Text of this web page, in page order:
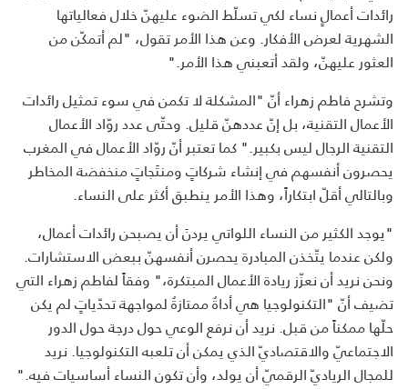
رائدات أعمالٍ نساء لكي تسلّط الضوء عليهنّ خلال فعالياتها
الشهرية لعرض الأفكار. وعن هذا الأمر تقول، "لم أتمكّن من
العثور عليهنّ، ولقد أتعبني هذا الأمر."
وتشرح فاطم زهراء أنّ "المشكلة لا تكمن في سوء تمثيل رائدات
الأعمال التقنية، بل إنّ عددهنّ قليل. وحتّى عدد روّاد الأعمال
التقنية الرجال ليس بكبير." كما تعتبر أنّ روّاد الأعمال في المغرب
يحصرون أنفسهم في إنشاء شركاتٍ ومنتَجاتٍ منخفضة المخاطر
وبالتالي أقلّ ابتكاراً، وهذا الأمر ينطبق أكثر على النساء.
"يوجد الكثير من النساء اللواتي يردنَ أن يصبحن رائدات أعمال،
ولكن عندما يتّخذن المبادرة يحصرن أنفسهنّ ببعض الاستشارات.
ونحن نريد أن نعزّز ريادة الأعمال المبتكرة،" وفقاً لفاطم زهراء التي
تضيف أنّ "التكنولوجيا هي أداةٌ ممتازةٌ لمواجهة تحدّياتٍ لم يكن
حلّها ممكناً من قبل. نريد أن نرفع الوعي حول درجة حول الدور
الاجتماعيّ والاقتصاديّ الذي يمكن أن تلعبه التكنولوجيا. نريد
للمجال الرياديّ الرقميّ أن يولد، وأن تكون النساء أساسيات فيه."